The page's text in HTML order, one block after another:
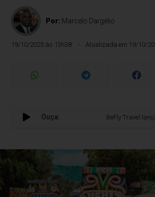
Por: Marcelo Dargelio
19/10/2025 às 13h38 Atualizada em 19/10/
Ouça: BeFly Travel lança